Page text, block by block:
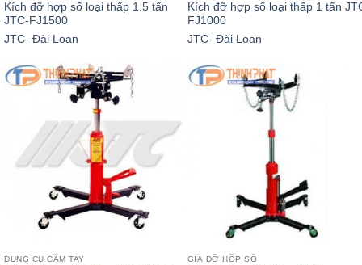
Kích đỡ hợp số loại thấp 1.5 tấn
JTC-FJ1500
JTC- Đài Loan
Kích đỡ hợp số loại thấp 1 tấn
FJ1000
JTC- Đài Loan
DỤNG CỤ CẦM TAY GIÁ ĐỠ HỘP SỐ